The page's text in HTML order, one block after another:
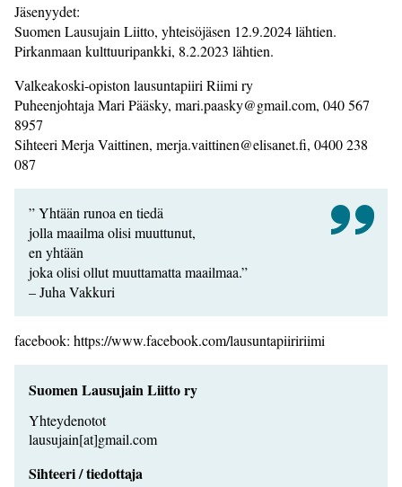
Jäsenyydet:
Suomen Lausujain Liitto, yhteisöjäsen 12.9.2024 lähtien.
Pirkanmaan kulttuuripankki, 8.2.2023 lähtien.
Valkeakoski-opiston lausuntapiiri Riimi ry
Puheenjohtaja Mari Pääsky, mari.paasky@gmail.com, 040 567
8957
Sihteeri Merja Vaittinen, merja.vaittinen@elisanet.fi, 0400 238
087
” Yhtään runoa en tiedä
jolla maailma olisi muuttunut,
en yhtään
joka olisi ollut muuttamatta maailmaa.”
– Juha Vakkuri
facebook: https://www.facebook.com/lausuntapiiririimi
Suomen Lausujain Liitto ry
Yhteydenotot
lausujain[at]gmail.com
Sihteeri / tiedottaja